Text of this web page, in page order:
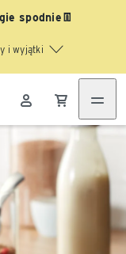
spodnie👖
i wyjątki